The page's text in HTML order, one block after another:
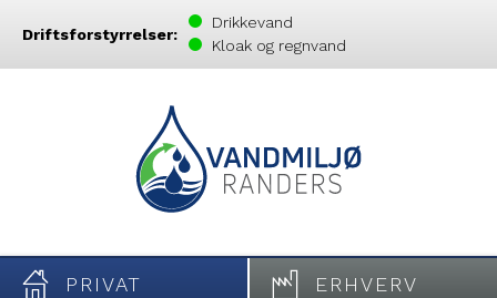
Driftsforstyrrelser:
Drikkevand
Kloak og regnvand
PRIVAT ERHVERV